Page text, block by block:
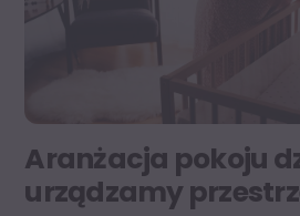
Aranżacja pokoju
urządzamy